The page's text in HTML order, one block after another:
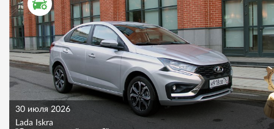
ТЕСТ ДРАЙВ
30 июля 2026
Lada Iskra